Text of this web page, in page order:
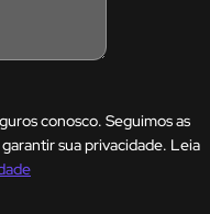
conosco. Seguimos as
sua privacidade. Leia